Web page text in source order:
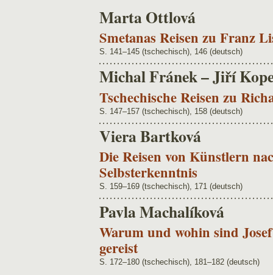
Marta Ottlová
Smetanas Reisen zu Franz
S. 141–145 (tschechisch), 146 (deutsch)
Michal Fránek – Jiří
Tschechische Reisen zu
S. 147–157 (tschechisch), 158 (deutsch)
Viera Bartková
Die Reisen von Künstlern
Selbsterkenntnis
S. 159–169 (tschechisch), 171 (deutsch)
Pavla Machalíková
Warum und wohin sind
gereist
S. 172–180 (tschechisch), 181–182 (deutsch)